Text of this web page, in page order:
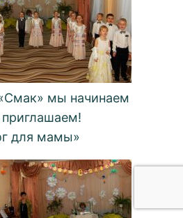
мы начинаем
для мамы»